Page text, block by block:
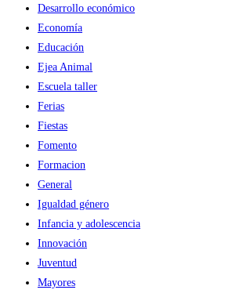
Desarrollo económico
Economía
Educación
Ejea Animal
Escuela taller
Ferias
Fiestas
Fomento
Formacion
General
Igualdad género
Infancia y adolescencia
Innovación
Juventud
Mayores